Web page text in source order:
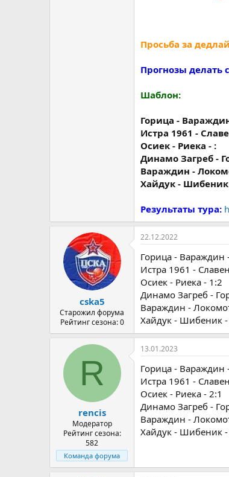
Просьба за
Прогнозы делать
Шаблон:
Горица -
Истра 1961 -
Осиек - Риека - :
Динамо Загреб -
Вараждин -
Хайдук - Шибеник
Результаты тура:
cska5
Старожил форума
Рейтинг сезона: 0
22.12.2022
Горица - Вараждин
Истра 1961 -
Осиек - Риека - 1:2
Динамо Загреб -
Вараждин -
Хайдук - Шибеник -
R
rencis
Модератор
Рейтинг сезона:
582
Команда форума
13.01.2023
Горица - Вараждин
Истра 1961 -
Осиек - Риека - 2:1
Динамо Загреб -
Вараждин -
Хайдук - Шибеник -